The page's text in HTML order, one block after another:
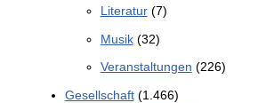
Literatur(7)
Musik(32)
Veranstaltungen (226)
Gesellschaft(1.466)